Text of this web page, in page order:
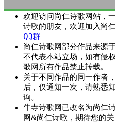
欢迎访问尚仁诗歌网站，
诗歌的朋友，欢迎加入尚
QQ群
尚仁诗歌网部分作品来源
不代表本站立场，如有侵
歌网所有作品禁止转载。
关于不同作品的同一作者
后，仅通知一次，请熟悉
询。
牛寺诗歌网已改名为尚仁
网&尚仁诗歌，期待您的关